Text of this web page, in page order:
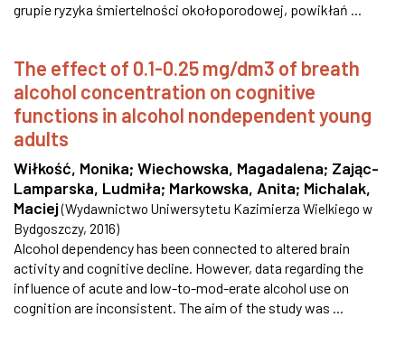
grupie ryzyka śmiertelności okołoporodowej, powikłań ...
The effect of 0.1-0.25 mg/dm3 of breath
alcohol concentration on cognitive
functions in alcohol nondependent young
adults
Wiłkość, Monika; Wiechowska, Magadalena; Zając-
Lamparska, Ludmiła; Markowska, Anita; Michalak,
Maciej(Wydawnictwo Uniwersytetu Kazimierza Wielkiego w
Bydgoszczy, 2016)
Alcohol dependency has been connected to altered brain
activity and cognitive decline. However, data regarding the
influence of acute and low-to-mod-erate alcohol use on
cognition are inconsistent. The aim of the study was ...